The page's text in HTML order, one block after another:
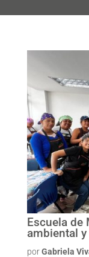
Escuela
ambiental
porGabriela